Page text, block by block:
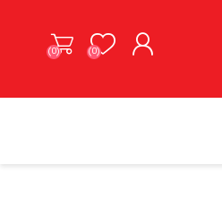
(0)
(0)